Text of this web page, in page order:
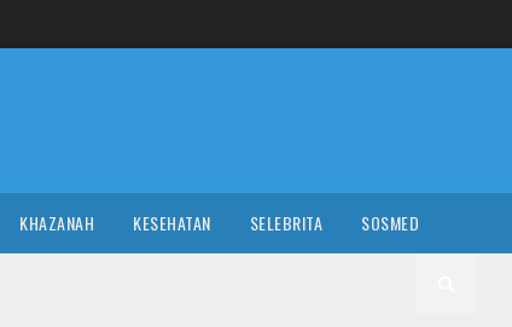
KHAZANAH KESEHATAN SELEBRITA SOSMED